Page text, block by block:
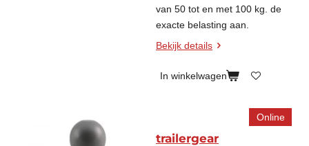
van 50 tot en met 100 kg. de
exacte belasting aan.
Bekijk details
In winkelwagen
Online
trailergear